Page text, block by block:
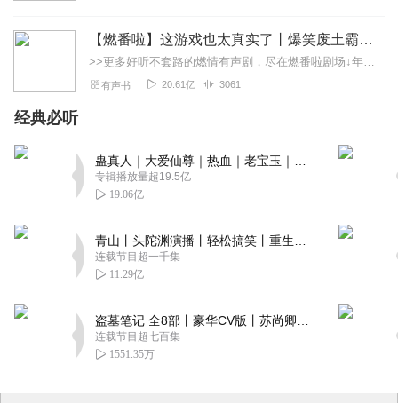
【燃番啦】这游戏也太真实了丨爆笑废土霸榜神作丨紫襟剧社制作
>>更多好听不套路的燃情有声剧，尽在燃番啦剧场↓年度重磅推荐本专辑为VIP免费专辑每天上午10点5集更新，订阅可以听到最新内容哦！每周抽一个专辑五星优质评论送...
有声书 20.61亿 3061
经典必听
专辑播放量超19.5亿
19.06亿
连载节目超一千集
11.29亿
连载节目超七百集
1551.35万